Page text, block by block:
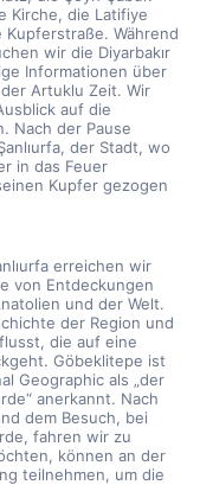
Kirche, die Latifiye
Kupferstraße. Während
wir die Diyarbakır
Informationen über
Artuklu Zeit. Wir
auf die
Nach der Pause
der Stadt, wo
in das Feuer
Kupfer gezogen
erreichen wir
von Entdeckungen
und der Welt.
der Region und
die auf eine
Göbeklitepe ist
Geographic als „der
anerkannt. Nach
dem Besuch, bei
fahren wir zu
können an der
teilnehmen, um die